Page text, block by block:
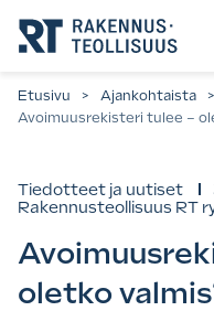
suoraan
sisältöön.
Etusivu > Ajankohtaista >
Avoimuusrekisteri tulee –
Tiedotteet ja uutiset
Rakennusteollisuus RT
oletko